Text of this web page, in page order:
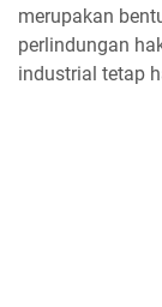
merupakan
perlindungan
industrial tetap